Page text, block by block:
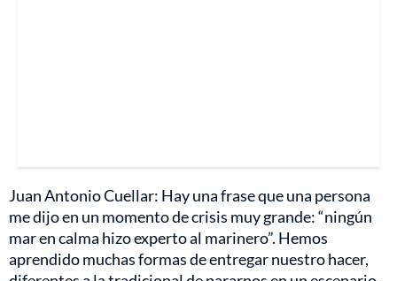
Juan Antonio Cuellar: Hay una frase que una persona
me dijo en un momento de crisis muy grande: “ningún
mar en calma hizo experto al marinero”. Hemos
aprendido muchas formas de entregar nuestro hacer,